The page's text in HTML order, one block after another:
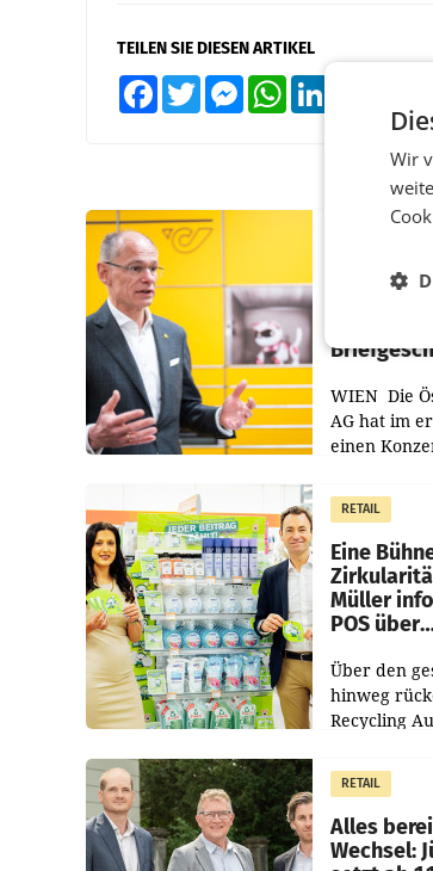
TEILEN SIE DIESEN ARTIKEL
FacebookTwitter MessengerWhatsApp
WIEN Die
AG hat im
einen
von 3,8
dem
RETAIL
Eine
Müller
POS über
Über den
hinweg
Recycling
Müller die
Helden“ in
RETAIL
Alles
Wechsel:
Wir